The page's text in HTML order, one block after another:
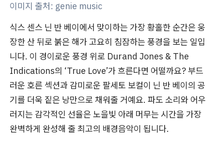
이미지 출처: genie music
식스 센스 닌 반 베이에서 맞이하는 가장 황홀한 순간은 웅
장한 산 뒤로 붉은 해가 고요히 침잠하는 풍경을 보는 일입
니다. 이 경이로운 풍경 위로 Durand Jones & The
Indications의 ‘True Love’가 흐른다면 어떨까요? 부드
러운 호른 섹션과 감미로운 팔세토 보컬이 닌 반 베이의 공
기를 더욱 짙은 낭만으로 채워줄 거예요. 파도 소리와 어우
러지는 감각적인 선율은 노을빛 아래 머무는 시간을 가장
완벽하게 완성해 줄 최고의 배경음악이 됩니다.